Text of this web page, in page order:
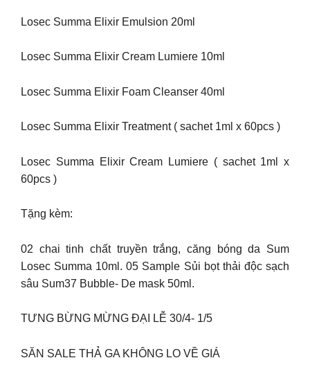
Losec Summa Elixir Emulsion 20ml
Losec Summa Elixir Cream Lumiere 10ml
Losec Summa Elixir Foam Cleanser 40ml
Losec Summa Elixir Treatment ( sachet 1ml x 60pcs )
Losec Summa Elixir Cream Lumiere ( sachet 1ml x
60pcs )
Tặng kèm:
02 chai tinh chất truyền trắng, căng bóng da Sum
Losec Summa 10ml. 05 Sample Sủi bọt thải độc sạch
sâu Sum37 Bubble- De mask 50ml.
TƯNG BỪNG MỪNG ĐẠI LỄ 30/4- 1/5
SĂN SALE THẢ GA KHÔNG LO VỀ GIÁ